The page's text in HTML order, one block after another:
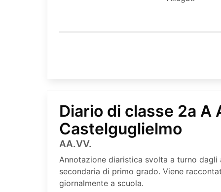
Diario di classe 2a A
Castelguglielmo
AA.VV.
Annotazione diaristica svolta a turno dagli
secondaria di primo grado. Viene
giornalmente a scuola.